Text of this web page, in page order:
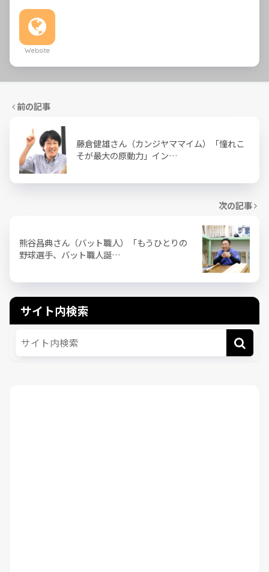
Website
前の記事
藤倉健雄さん（カンジヤママイム）「憧れこ
そが最大の原動力」イン…
次の記事
熊谷昌典さん（バット職人）「もうひとりの
野球選手、バット職人誕…
サイト内検索